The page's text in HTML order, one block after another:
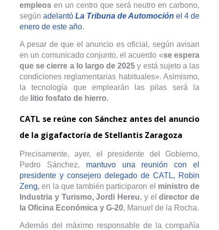
empleos en un centro que será neutro en carbono,
según adelantó La Tribuna de Automoción el 4 de
enero de este año.
A pesar de que el anuncio es oficial, según avisan
en un comunicado conjunto, el acuerdo «se espera
que se cierre a lo largo de 2025 y está sujeto a las
condiciones reglamentarias habituales». Asimismo,
la tecnología que emplearán las pilas será la
de litio fosfato de hierro.
CATL se reúne con Sánchez antes del anuncio
de la gigafactoría de Stellantis Zaragoza
Precisamente, ayer, el presidente del Gobierno,
Pedro Sánchez, mantuvo una reunión con el
presidente y consejero delegado de CATL, Robin
Zeng, en la que también participaron el ministro de
Industria y Turismo, Jordi Hereu, y eldirector de
la Oficina Económica y G-20, Manuel de la Rocha.
Además del máximo responsable de la compañía